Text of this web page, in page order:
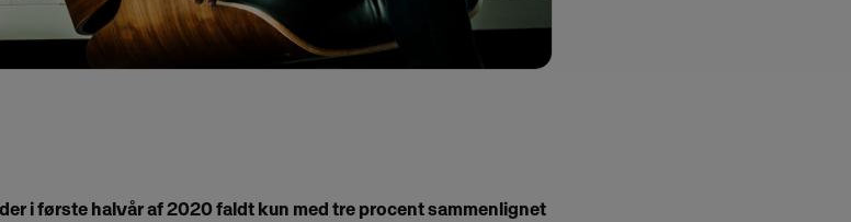
i første halvår af 2020 faldt kun med tre procent sammenlignet